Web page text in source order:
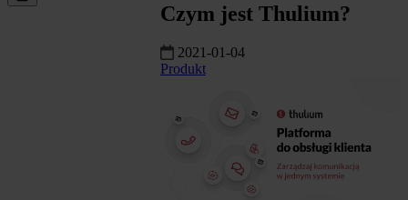
Czym jest Thulium?
2021-01-04
Produkt